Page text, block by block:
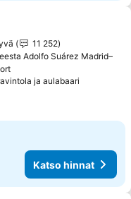
11 252
Adolfo Suárez Madrid–
ja aulabaari
Katso hinnat